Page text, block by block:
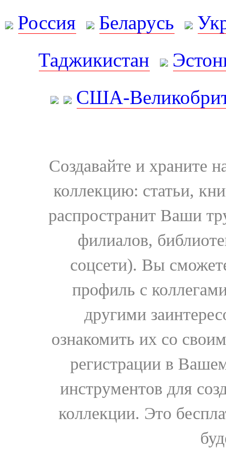
Россия Беларусь
Таджикистан
США-
Создавайте и храните
коллекцию: статьи,
распространит Ваши
филиалов,
соцсети). Вы
профиль с
другими
ознакомить их со
регистрации в
инструментов для
коллекции. Это